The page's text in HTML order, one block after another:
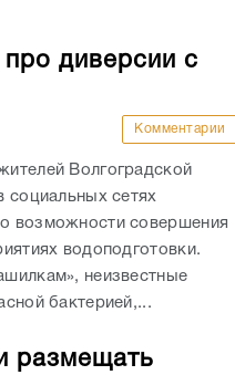
диверсии с
Комментарии
Волгоградской
социальных сетях
возможности совершения
водоподготовки.
неизвестные
бактерией,...
размещать